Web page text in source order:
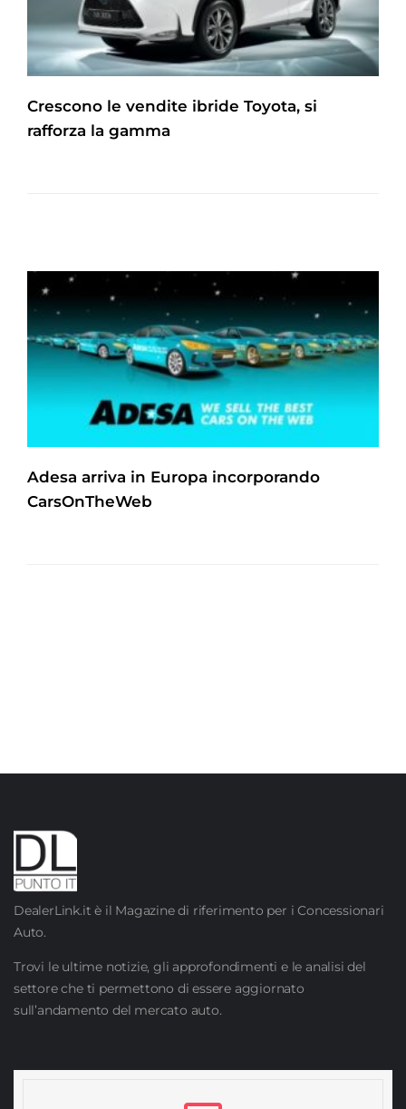
Crescono le vendite ibride Toyota, si
rafforza la gamma
Adesa arriva in Europa incorporando
CarsOnTheWeb
DealerLink.it è il Magazine di riferimento per i Concessionari
Auto.
Trovi le ultime notizie, gli approfondimenti e le analisi del
settore che ti permettono di essere aggiornato
sull’andamento del mercato auto.